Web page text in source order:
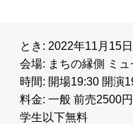
とき: 2022年11月15日
会場: まちの縁側 ミュ
時間: 開場19:30 開演
料金: 一般 前売2500
学生以下無料